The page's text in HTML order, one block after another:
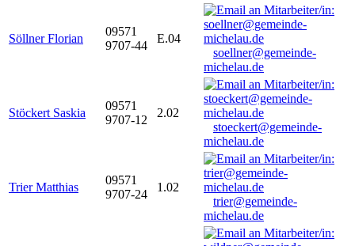
Söllner Florian
09571
9707-44
E.04
soellner@gemeinde-
michelau.de
Stöckert Saskia
09571
9707-12
2.02
stoeckert@gemeinde-
michelau.de
Trier Matthias
09571
9707-24
1.02
trier@gemeinde-
michelau.de